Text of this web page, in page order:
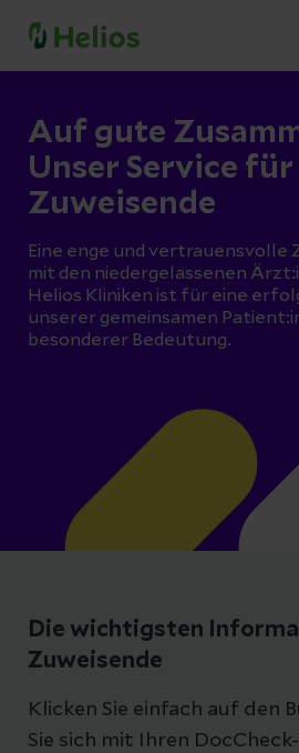
Auf gute
Unser Service für
Zuweisende
Eine enge und vertrauensvolle
mit den niedergelassenen
Helios Kliniken ist für eine
unserer gemeinsamen
besonderer Bedeutung.
Die wichtigsten
Zuweisende
Klicken Sie einfach auf den
Sie sich mit Ihren